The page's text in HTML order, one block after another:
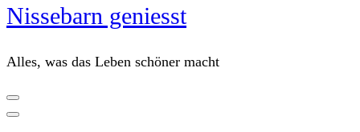
Nissebarn geniesst
Alles, was das Leben schöner macht